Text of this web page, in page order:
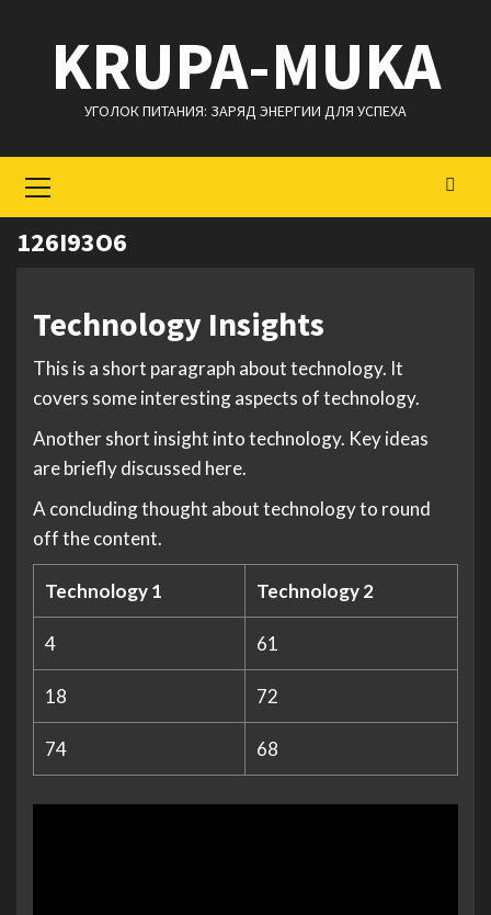
содержимому
KRUPA-MUKA
УГОЛОК ПИТАНИЯ: ЗАРЯД ЭНЕРГИИ ДЛЯ УСПЕХА
меню
126I93O6
Technology Insights
This is a short paragraph about technology. It
covers some interesting aspects of technology.
Another short insight into technology. Key ideas
are briefly discussed here.
A concluding thought about technology to round
off the content.
Technology 1 Technology 2
4 61
18 72
74 68